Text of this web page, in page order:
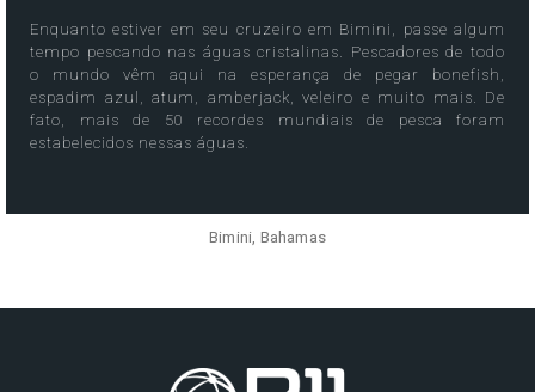
Enquanto estiver em seu cruzeiro em Bimini, passe algum
tempo pescando nas águas cristalinas. Pescadores de todo
o mundo vêm aqui na esperança de pegar bonefish,
espadim azul, atum, amberjack, veleiro e muito mais. De
fato, mais de 50 recordes mundiais de pesca foram
estabelecidos nessas águas.
Bimini, Bahamas